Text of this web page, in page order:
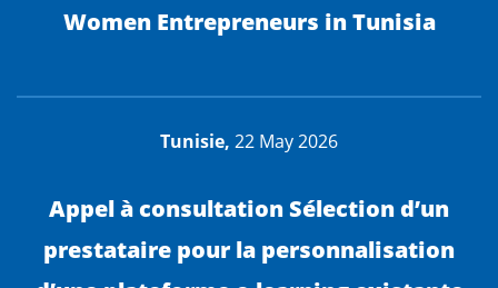
Women Entrepreneurs in Tunisia
Tunisie, 22 May 2026
Appel à consultation Sélection d’un
prestataire pour la personnalisation